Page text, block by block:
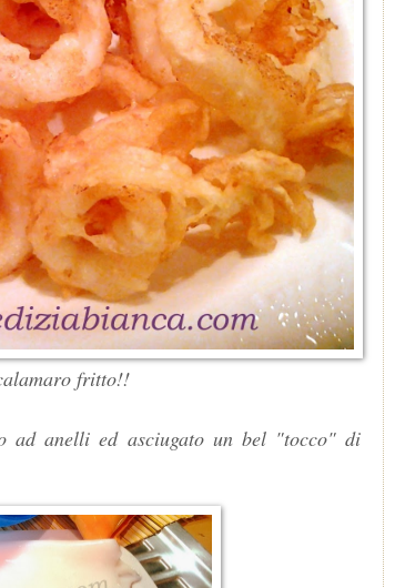
fritto!!
anelli ed asciugato un bel "tocco" di